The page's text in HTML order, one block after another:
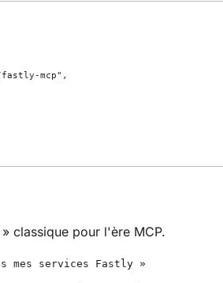
mcp",
classique pour l'ère MCP.
mes services Fastly »